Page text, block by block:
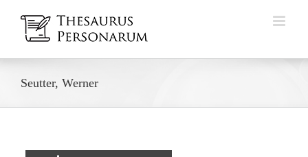
Inhalt
springen
Seutter, Werner